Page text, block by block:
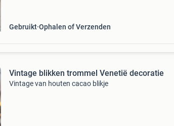
Gebruikt Ophalen of Verzenden
Vintage blikken trommel Venetië decoratie
Vintage van houten cacao blikje